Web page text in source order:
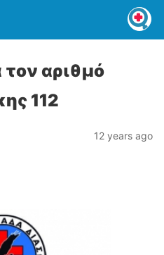
τον αριθμό
112
12 years ago